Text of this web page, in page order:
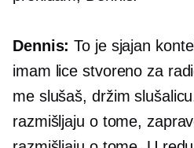
Dennis: To je sjajan
imam lice stvoreno za
me slušaš, držim
razmišljaju o tome,